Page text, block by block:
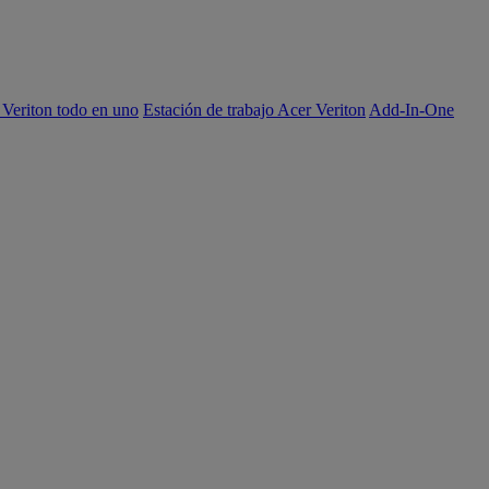
todo en uno Estación de trabajo Acer Veriton Add-In-One